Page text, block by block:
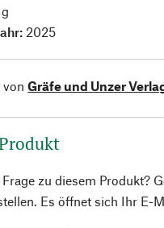
2025
von Gräfe und Unzer
zu diesem Produkt?
Es öffnet sich Ihr E-